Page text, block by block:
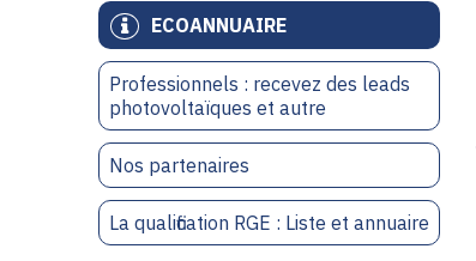
ECOANNUAIRE
Professionnels : recevez des leads
photovoltaïques et autre
Nos partenaires
La qualification RGE : Liste et annuaire